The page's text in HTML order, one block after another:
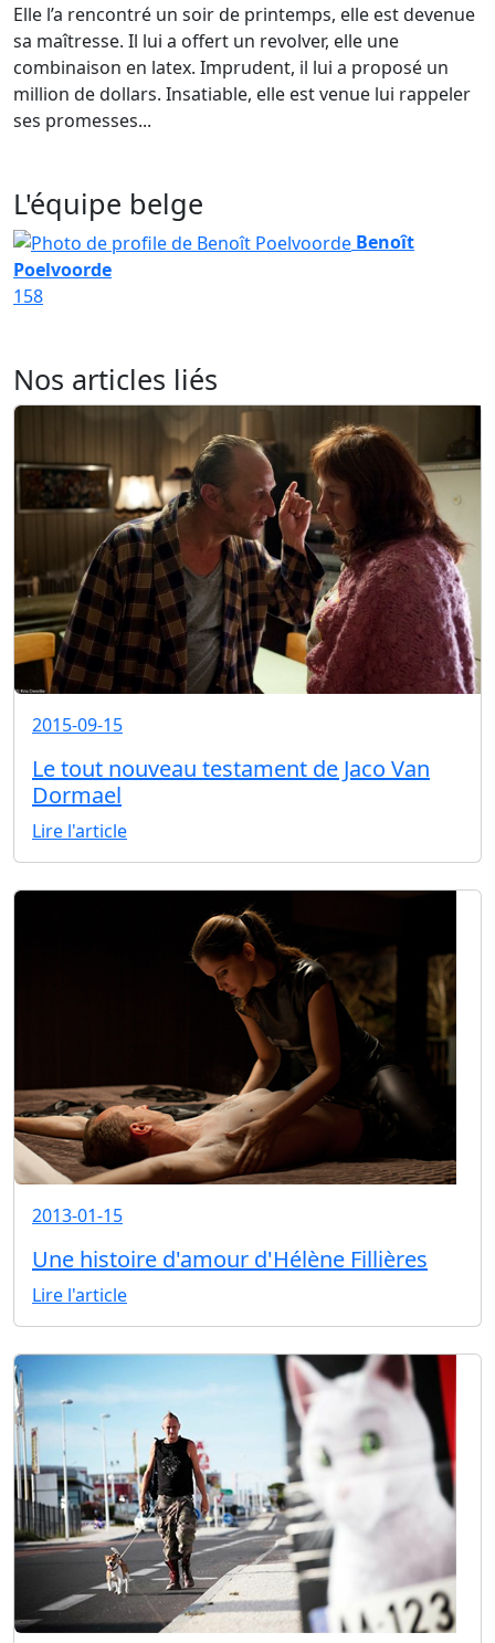
Elle l’a rencontré un soir de printemps, elle est devenue
sa maîtresse. Il lui a offert un revolver, elle une
combinaison en latex. Imprudent, il lui a proposé un
million de dollars. Insatiable, elle est venue lui rappeler
ses promesses...
L'équipe belge
Benoît
Poelvoorde
158
Nos articles liés
2015-09-15
Le tout nouveau testament de Jaco Van
Dormael
Lire l'article
2013-01-15
Une histoire d'amour d'Hélène Fillières
Lire l'article